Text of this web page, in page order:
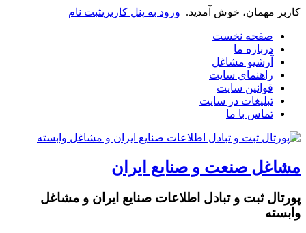
کاربر مهمان، خوش آمدید. ورود به پنل کاربریثبت نام
صفحه نخست
درباره ما
آرشیو مشاغل
راهنمای سایت
قوانین سایت
تبلیغات در سایت
تماس با ما
مشاغل صنعت و صنایع ایران
پورتال ثبت و تبادل اطلاعات صنایع ایران و مشاغل
وابسته